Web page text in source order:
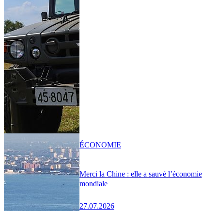
Merci la Chine : elle a sauvé l’économie
mondiale
27.07.2026
ÉCONOMIE